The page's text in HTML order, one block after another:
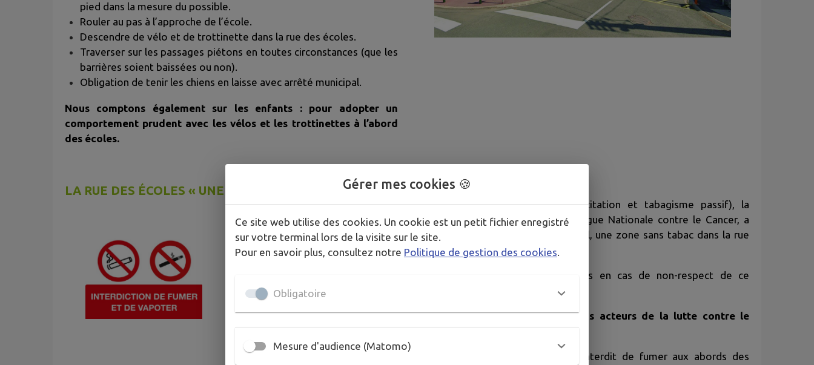
pied dans la mesure du possible.
Rouler au pas à l’approche de l’école.
Descendre de vélo et de trottinette dans la rue des écoles.
Traverser sur les passages piétons en toutes circonstances (que les
barrières soient baissées ou non).
Obligation de tenir les chiens en laisse avec arrêté municipal.
Nous comptons également sur les enfants : pour adopter un
comportement prudent avec les vélos et les trottinettes à l’abord
des écoles.
LA RUE DES ÉCOLES « UNE RUE SANS TABAC »
Dans l’intérêt de nos enfants (incitation et tabagisme passif), la
commune, en partenariat avec la Ligue Nationale contre le Cancer, a
mis en place, via un arrêté municipal, une zone sans tabac dans la rue
des écoles.
Des sanctions pourront être prises en cas de non-respect de ce
Protégeons nos enfants et soyons acteurs de la lutte contre le
tabac.
Depuis le 1er juillet 2025, il est interdit de fumer aux abords des
Gérer mes cookies 🍪
Ce site web utilise des cookies. Un cookie est un petit fichier enregistré
sur votre terminal lors de la visite sur le site.
Pour en savoir plus, consultez notre Politique de gestion des cookies
Obligatoire
Mesure d'audience (Matomo)